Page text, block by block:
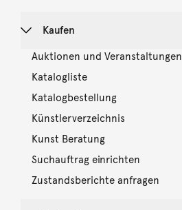
Kaufen
Auktionen und Veranstaltungen
Katalogliste
Katalogbestellung
Künstlerverzeichnis
Kunst Beratung
Suchauftrag einrichten
Zustandsberichte anfragen